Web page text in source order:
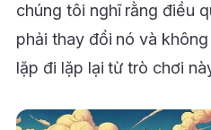
chúng tôi nghĩ rằng điều
phải thay đổi nó và
lặp đi lặp lại từ trò chơi